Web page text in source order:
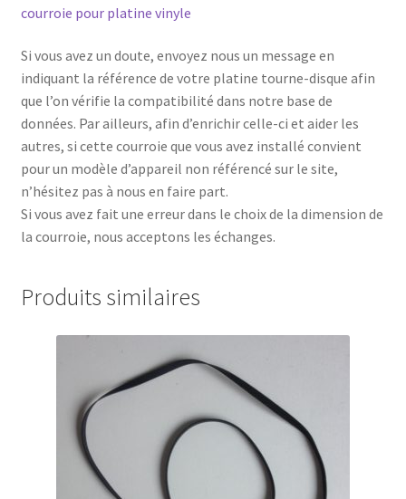
courroie pour platine vinyle
Si vous avez un doute, envoyez nous un message en
indiquant la référence de votre platine tourne-disque afin
que l’on vérifie la compatibilité dans notre base de
données. Par ailleurs, afin d’enrichir celle-ci et aider les
autres, si cette courroie que vous avez installé convient
pour un modèle d’appareil non référencé sur le site,
n’hésitez pas à nous en faire part.
Si vous avez fait une erreur dans le choix de la dimension de
la courroie, nous acceptons les échanges.
Produits similaires